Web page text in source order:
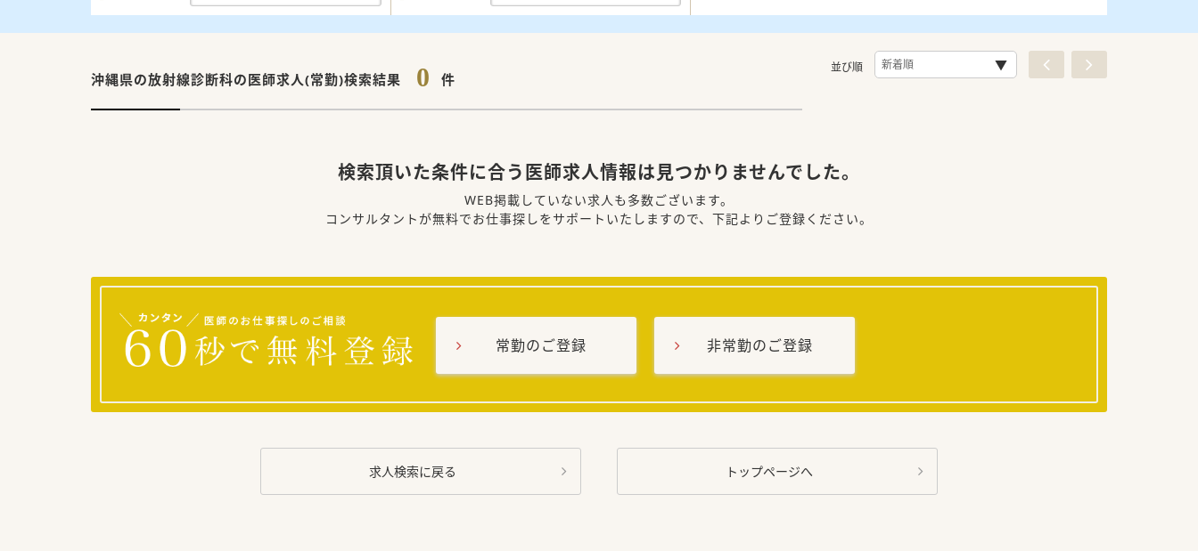
沖縄県の放射線診断科の医師求人(常勤)検索結果 0 件
並び順
検索頂いた条件に合う医師求人情報は見つかりませんでした。
WEB掲載していない求人も多数ございます。
コンサルタントが無料でお仕事探しをサポートいたしますので、下記よりご登録ください。
常勤のご登録 非常勤のご登録
求人検索に戻る トップページへ